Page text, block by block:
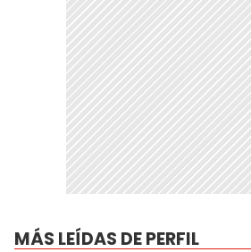
MÁS LEÍDAS DE PERFIL